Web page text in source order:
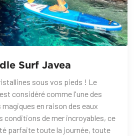
Surf Javea
sous vos pieds ! Le
considéré comme l'une des
en raison des eaux
conditions de mer incroyables, ce
parfaite toute la journée, toute